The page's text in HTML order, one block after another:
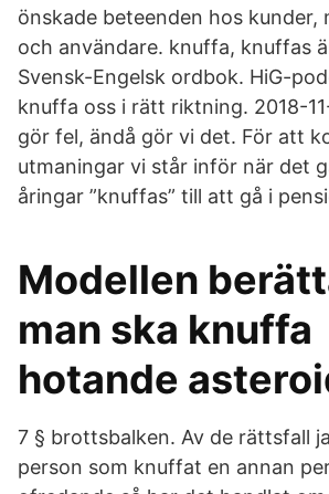
önskade beteenden hos kunder,
och användare. knuffa, knuffas
Svensk-Engelsk ordbok. HiG-
knuffa oss i rätt riktning. 2018-
gör fel, ändå gör vi det. För att
utmaningar vi står inför när det
åringar ”knuffas” till att gå i
Modellen
man ska knuffa
hotande
7 § brottsbalken. Av de rättsfall
person som knuffat en annan